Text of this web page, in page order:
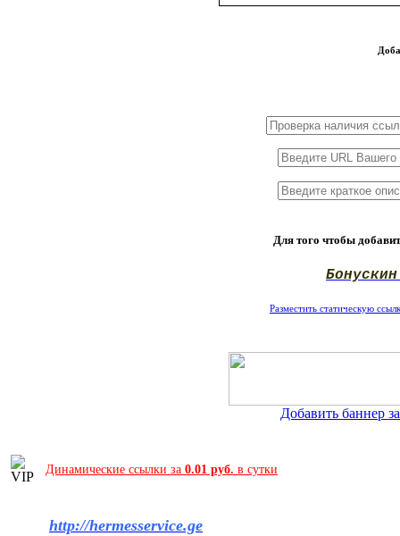
Для того чтобы
Разместить статическую
Добавить баннер
Динамические ссылки за 0.01 руб. в сутки
http://hermesservice.ge